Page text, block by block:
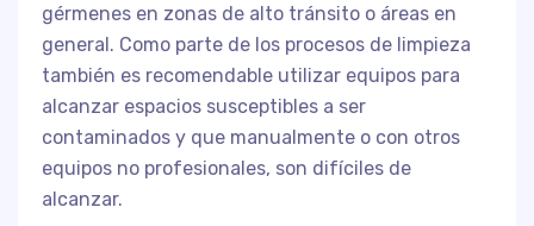
gérmenes en zonas de alto tránsito o áreas en
general. Como parte de los procesos de limpieza
también es recomendable utilizar equipos para
alcanzar espacios susceptibles a ser
contaminados y que manualmente o con otros
equipos no profesionales, son difíciles de
alcanzar.